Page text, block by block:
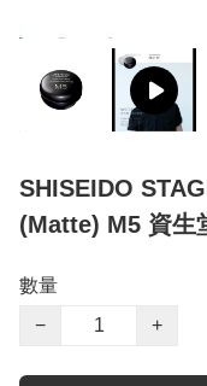
SHISEIDO
(Matte) M5 資生
數量
−
+